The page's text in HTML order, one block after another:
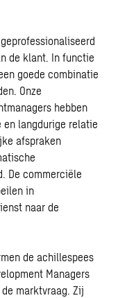
de klant. In functie
goede combinatie
Onze
hebben
langdurige relatie
afspraken
De commerciële
in
naar de
de achillespees
Managers
marktvraag. Zij